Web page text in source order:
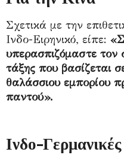
Σχετικά με την
Ινδο-Ειρηνικό, είπε:
υπερασπιζόμαστε τον
τάξης που βασίζεται
θαλάσσιου εμπορίου
παντού».
Ινδο-Γερμανικές